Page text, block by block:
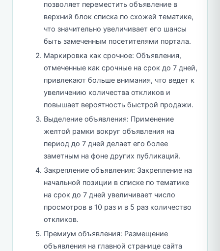
позволяет переместить объявление в
верхний блок списка по схожей тематике,
что значительно увеличивает его шансы
быть замеченным посетителями портала.
Маркировка как срочное: Объявления,
отмеченные как срочные на срок до 7 дней,
привлекают больше внимания, что ведет к
увеличению количества откликов и
повышает вероятность быстрой продажи.
Выделение объявления: Применение
желтой рамки вокруг объявления на
период до 7 дней делает его более
заметным на фоне других публикаций.
Закрепление объявления: Закрепление на
начальной позиции в списке по тематике
на срок до 7 дней увеличивает число
просмотров в 10 раз и в 5 раз количество
откликов.
Премиум объявления: Размещение
объявления на главной странице сайта